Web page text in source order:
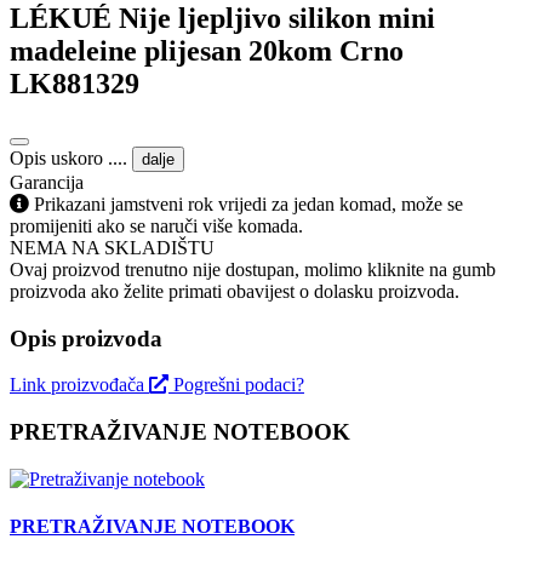
LÉKUÉ Nije ljepljivo silikon mini
madeleine plijesan 20kom Crno
LK881329
Opis uskoro .... dalje
Garancija
Prikazani jamstveni rok vrijedi za jedan komad, može se
promijeniti ako se naruči više komada.
NEMA NA SKLADIŠTU
Ovaj proizvod trenutno nije dostupan, molimo kliknite na gumb
proizvoda ako želite primati obavijest o dolasku proizvoda.
Opis proizvoda
Link proizvođača Pogrešni podaci?
PRETRAŽIVANJE NOTEBOOK
PRETRAŽIVANJE NOTEBOOK